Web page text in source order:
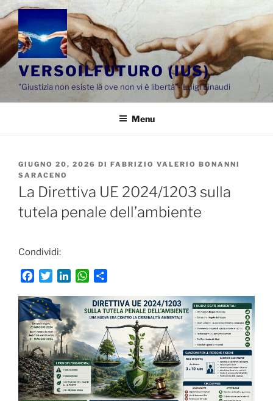
Salta
al
contenuto
VERSOILFUTURO (IUS)
"Giustizia non esiste là ove non vi è libertà"- Luigi Einaudi
Menu
PUBBLICATO
IL
GIUGNO 20, 2026 DI FABRIZIO VALERIO BONANNI
SARACENO
La Direttiva UE 2024/1203 sulla
tutela penale dell’ambiente
Condividi:
c
e
b
o
o
k
i
t
t
e
r
n
k
e
d
I
n
W
a
t
s
A
p
p
n
d
i
v
i
d
i